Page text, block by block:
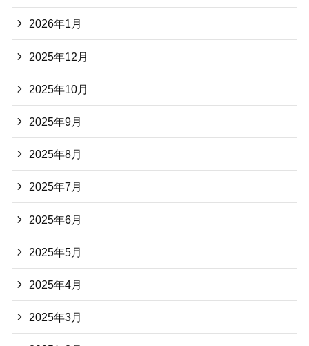
2026年1月
2025年12月
2025年10月
2025年9月
2025年8月
2025年7月
2025年6月
2025年5月
2025年4月
2025年3月